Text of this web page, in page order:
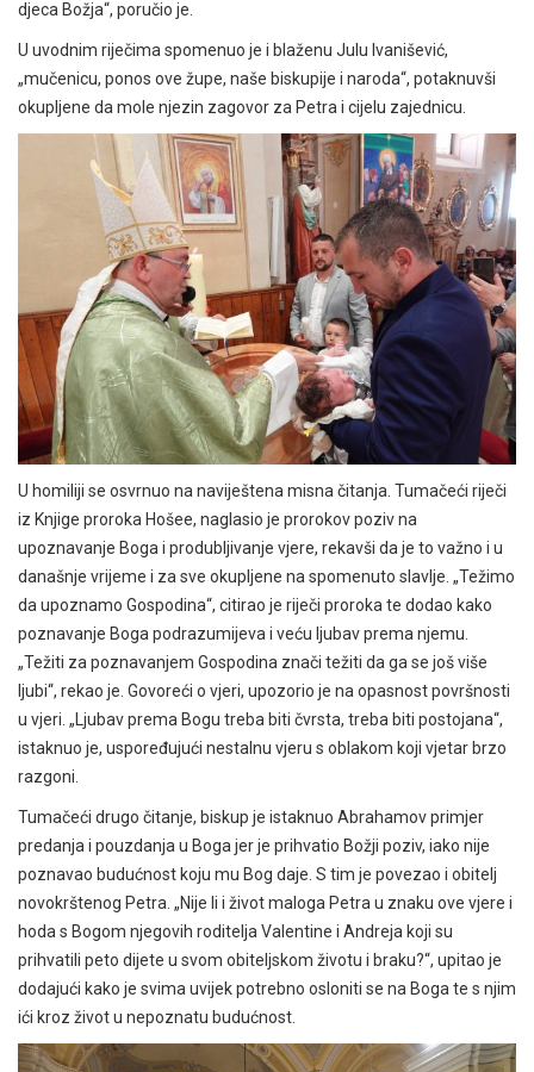
djeca Božja“, poručio je.
U uvodnim riječima spomenuo je i blaženu Julu Ivanišević,
„mučenicu, ponos ove župe, naše biskupije i naroda“, potaknuvši
okupljene da mole njezin zagovor za Petra i cijelu zajednicu.
U homiliji se osvrnuo na naviještena misna čitanja. Tumačeći riječi
iz Knjige proroka Hošee, naglasio je prorokov poziv na
upoznavanje Boga i produbljivanje vjere, rekavši da je to važno i u
današnje vrijeme i za sve okupljene na spomenuto slavlje. „Težimo
da upoznamo Gospodina“, citirao je riječi proroka te dodao kako
poznavanje Boga podrazumijeva i veću ljubav prema njemu.
„Težiti za poznavanjem Gospodina znači težiti da ga se još više
ljubi“, rekao je. Govoreći o vjeri, upozorio je na opasnost površnosti
u vjeri. „Ljubav prema Bogu treba biti čvrsta, treba biti postojana“,
istaknuo je, uspoređujući nestalnu vjeru s oblakom koji vjetar brzo
razgoni.
Tumačeći drugo čitanje, biskup je istaknuo Abrahamov primjer
predanja i pouzdanja u Boga jer je prihvatio Božji poziv, iako nije
poznavao budućnost koju mu Bog daje. S tim je povezao i obitelj
novokrštenog Petra. „Nije li i život maloga Petra u znaku ove vjere i
hoda s Bogom njegovih roditelja Valentine i Andreja koji su
prihvatili peto dijete u svom obiteljskom životu i braku?“, upitao je
dodajući kako je svima uvijek potrebno osloniti se na Boga te s njim
ići kroz život u nepoznatu budućnost.